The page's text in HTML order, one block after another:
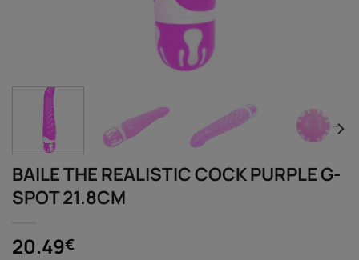
BAILE THE REALISTIC COCK PURPLE G-
SPOT 21.8CM
20.49€